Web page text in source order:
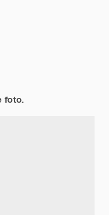
foto.